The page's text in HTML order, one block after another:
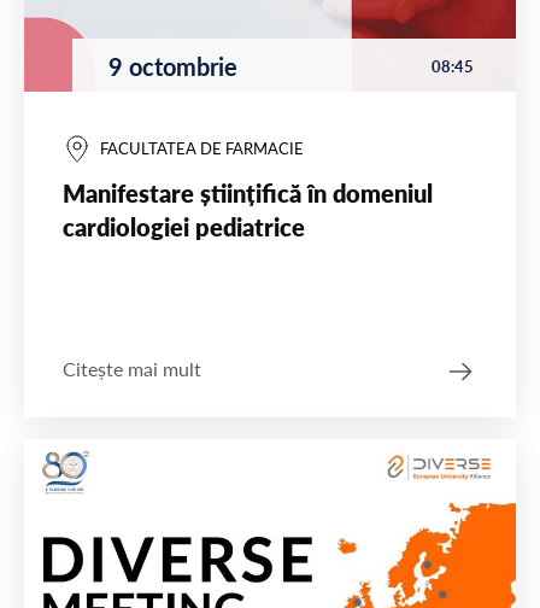
08:45
9 octombrie
FACULTATEA DE FARMACIE
Manifestare științifică în domeniul
cardiologiei pediatrice
Citește mai mult